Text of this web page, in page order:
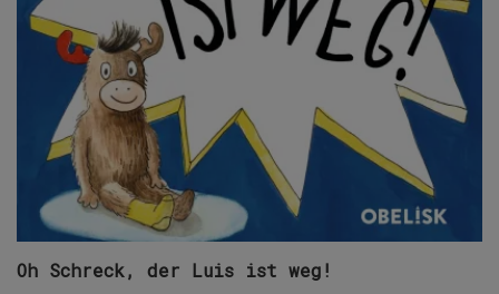
Oh Schreck, der Luis ist weg!